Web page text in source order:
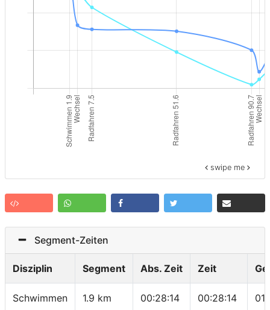
swipe me
Segment-Zeiten
Disziplin Segment Abs. Zeit Zeit
Schwimmen 1.9 km 00:28:14 00:28:14